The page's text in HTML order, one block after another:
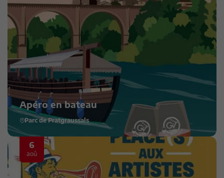
Apéro en bateau
Parc de Pratgraussals
6
aoû